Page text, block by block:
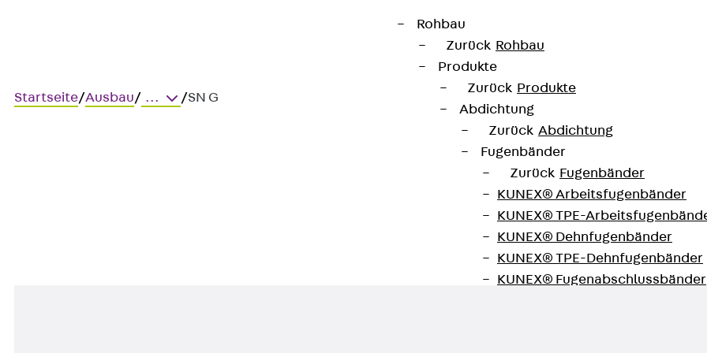
Rohbau
Zurück Rohbau
Produkte
Zurück Produkte
Abdichtung
Zurück Abdichtung
Fugenbänder
Zurück Fugenbänder
KUNEX® Arbeitsfugenbänder
KUNEX® TPE-
KUNEX® Dehnfugenbänder
KUNEX® TPE-Dehnfugenbänder
KUNEX® Fugenabschlussbänder
Startseite/Ausbau/ ... /SN G